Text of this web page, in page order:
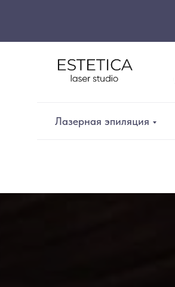
Лазерная эпиляция